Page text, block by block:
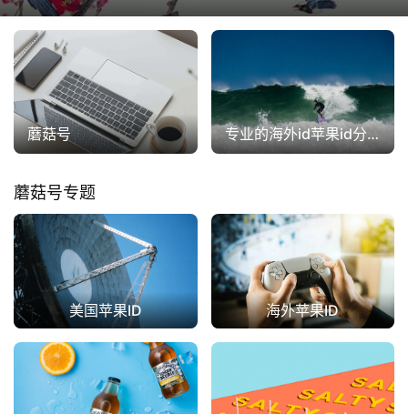
蘑菇号 专业的海外id苹果id分享网
蘑菇号专题
美国苹果ID 海外苹果ID